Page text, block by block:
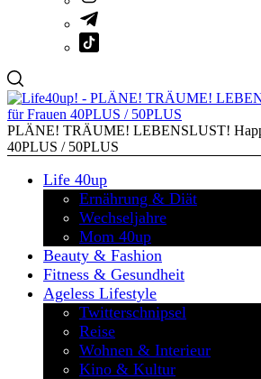
PLÄNE! TRÄUME! LEBENSLUST!
40PLUS / 50PLUS
Life 40up
Ernährung & Diät
Wechseljahre
Mom 40up
Beauty & Fashion
Fitness & Gesundheit
Ageless Lifestyle
Twitterschnipsel
Reise
Wohnen & Interieur
Kino & Kultur